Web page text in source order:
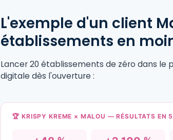
L'exemple d'un client
établissements en
Lancer 20 établissements de zéro dans
digitale dès l'ouverture :
🏆 KRISPY KREME × MALOU — RÉSULTATS EN